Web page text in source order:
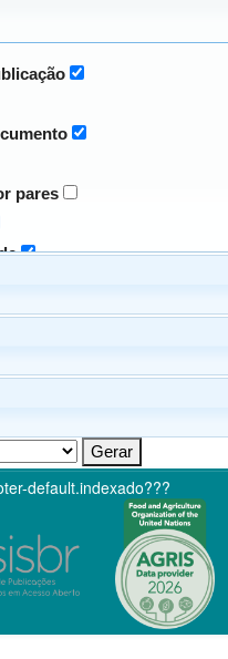
pares
default.indexado???